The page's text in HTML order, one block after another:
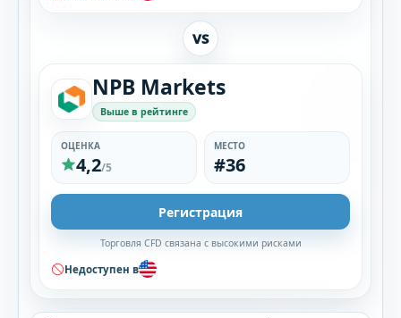
VS
NPB Markets
Выше в рейтинге
ОЦЕНКА
4,2/5
МЕСТО
#36
Регистрация
Торговля CFD связана с высокими рисками
Недоступен в